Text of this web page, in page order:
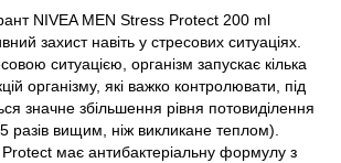
NIVEA MEN Stress Protect 200 ml
захист навіть у стресових ситуаціях.
ситуацією, організм запускає кілька
організму, які важко контролювати, під
значне збільшення рівня потовиділення
разів вищим, ніж викликане теплом).
має антибактеріальну формулу з